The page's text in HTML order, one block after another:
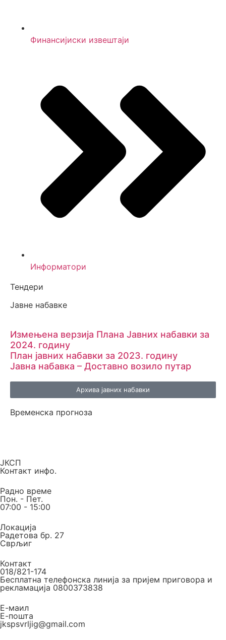
Финансијиски извештаји
Информатори
Тендери
Јавне набавке
Измењенa верзијa Плана Јавних набавки за
2024. годину
План јавних набавки за 2023. годину
Јавна набавка – Доставно возило путар
Архива јавних набавки
Временска прогноза
ЈКСП
Контакт инфо.
Радно време
Пон. - Пет.
07:00 - 15:00
Локација
Радетова бр. 27
Сврљиг
Контакт
018/821-174
Бесплатна телефонска линија за пријем приговора и
рекламација 0800373838
Е-маил
Е-пошта
jkspsvrljig@gmail.com